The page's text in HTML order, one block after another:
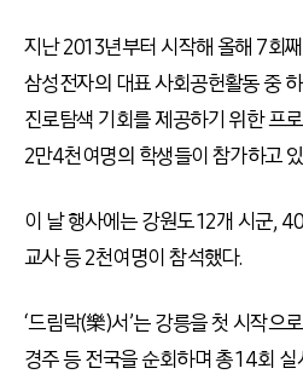
지난 2013년부터 시작해 올해 7회
삼성전자의 대표 사회공헌활동 중
진로탐색 기회를 제공하기 위한 프
2만4천여명의 학생들이 참가하고
이 날 행사에는 강원도 12개 시군,
교사 등 2천여명이 참석했다.
‘드림락(樂)서’는 강릉을 첫 시작으
경주 등 전국을 순회하며 총 14회 실